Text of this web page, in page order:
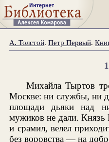
А. Толстой.Петр Первый.
Михайла Тыртов
Москве: ни службы, ни
площади дьяки над
мужиков не дали. Князь
и срамил, велел
без воровства — на